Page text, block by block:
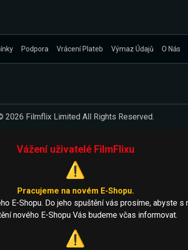
Podpora Vrácení Plateb Výmaz Údajů O Nás
2026 Filmflix Limited All Rights Reserved.
Vážení uživatelé FilmFlixu
⚠️
Pracujeme na novém E-Shopu.
E-Shopu. Do jeho spuštění vás prosíme, abyste s
nového E-Shopu Vás budeme včas informovat.
⚠️